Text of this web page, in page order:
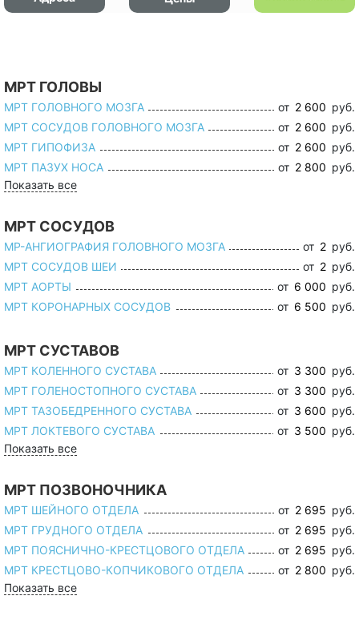
МРТ ГОЛОВЫ
МРТ ГОЛОВНОГО МОЗГА от 2 600 руб.
МРТ СОСУДОВ ГОЛОВНОГО МОЗГА
от 2 600 руб.
МРТ ГИПОФИЗА
от 2 600 руб.
МРТ ПАЗУХ НОСА
от 2 800 руб.
Показать все
МРТ СОСУДОВ
МР-АНГИОГРАФИЯ ГОЛОВНОГО МОЗГА от 2 руб.
МРТ СОСУДОВ ШЕИ
от 2 руб.
МРТ АОРТЫ
от 6 000 руб.
МРТ КОРОНАРНЫХ СОСУДОВ
от 6 500 руб.
МРТ СУСТАВОВ
МРТ КОЛЕННОГО СУСТАВА от 3 300 руб.
МРТ ГОЛЕНОСТОПНОГО СУСТАВА
от 3 300 руб.
МРТ ТАЗОБЕДРЕННОГО СУСТАВА
от 3 600 руб.
МРТ ЛОКТЕВОГО СУСТАВА
от 3 500 руб.
Показать все
МРТ ПОЗВОНОЧНИКА
МРТ ШЕЙНОГО ОТДЕЛА от 2 695 руб.
МРТ ГРУДНОГО ОТДЕЛА
от 2 695 руб.
МРТ ПОЯСНИЧНО-КРЕСТЦОВОГО ОТДЕЛА
от 2 695 руб.
МРТ КРЕСТЦОВО-КОПЧИКОВОГО ОТДЕЛА
от 2 800 руб.
Показать все